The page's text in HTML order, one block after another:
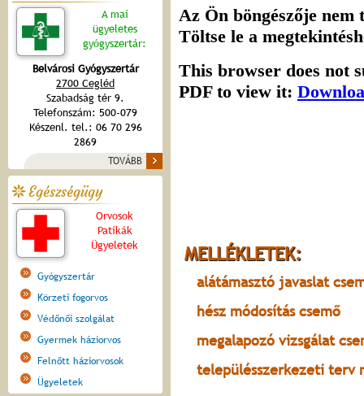
A mai
ügyeletes
gyógyszertár:
Belvárosi Gyógyszertár
2700 Cegléd
Szabadság tér 9.
Telefonszám: 500-079
Készenl. tel.: 06 70 296
2869
TOVÁBB
Egészségügy
Orvosok
Patikák
Ügyeletek
Gyógyszertár
Körzeti fogorvos
Védőnői szolgálat
Gyermek háziorvos
Felnőtt háziorvosok
Ügyeletek
MELLÉKLETEK:
alátámasztó javaslat
hész módosítás csemő
megalapozó vizsgálat
településszerkezeti terv